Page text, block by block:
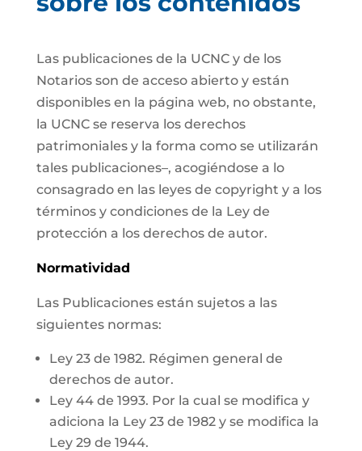
Las publicaciones de la UCNC y de los
Notarios son de acceso abierto y están
disponibles en la página web, no obstante,
la UCNC se reserva los derechos
patrimoniales y la forma como se utilizarán
tales publicaciones–, acogiéndose a lo
consagrado en las leyes de copyright y a los
términos y condiciones de la Ley de
protección a los derechos de autor.
Normatividad
Las Publicaciones están sujetos a las
siguientes normas:
Ley 23 de 1982. Régimen general de
derechos de autor.
Ley 44 de 1993. Por la cual se modifica y
adiciona la Ley 23 de 1982 y se modifica la
Ley 29 de 1944.